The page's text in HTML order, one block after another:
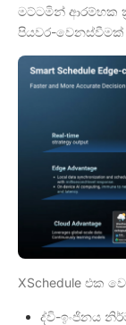
මට්ටමින් ආරම්භක
පියවර-
XSchedule එක
ද්වි-ඉංජිනය